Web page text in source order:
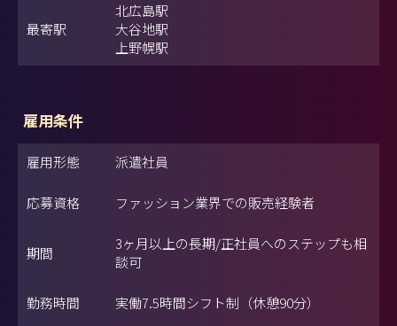
最寄駅
北広島駅
大谷地駅
上野幌駅
雇用条件
雇用形態 派遣社員
応募資格 ファッション業界での販売経験者
期間
3ヶ月以上の長期/正社員へのステップも相
談可
勤務時間 実働7.5時間シフト制（休憩90分）